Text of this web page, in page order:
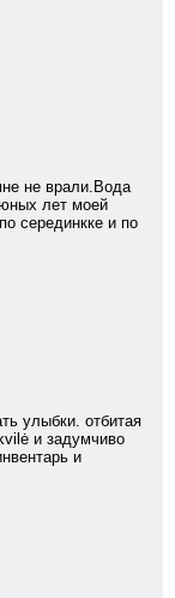
не врали.Вода
лет моей
серединкке и по
улыбки. отбитая
и задумчиво
и